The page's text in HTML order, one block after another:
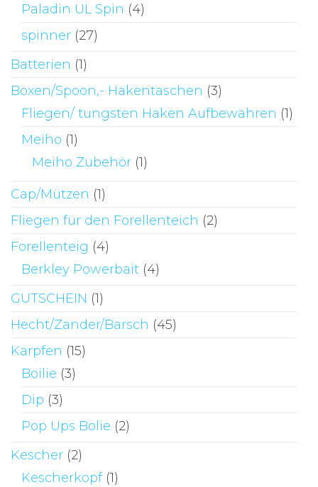
Paladin UL Spin (4)
spinner (27)
Batterien (1)
Boxen/Spoon,- Hakentaschen (3)
Fliegen/ tungsten Haken Aufbewahren (1)
Meiho (1)
Meiho Zubehör (1)
Cap/Mützen (1)
Fliegen für den Forellenteich (2)
Forellenteig (4)
Berkley Powerbait (4)
GUTSCHEIN (1)
Hecht/Zander/Barsch (45)
Karpfen (15)
Boilie (3)
Dip (3)
Pop Ups Bolie (2)
Kescher (2)
Kescherkopf (1)